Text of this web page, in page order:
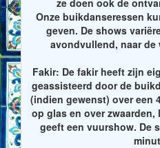
Onze buikdanseressen
geven. De shows
avondvullend, naar de
Fakir: De fakir heeft zijn
geassisteerd door de
(indien gewenst) over een
op glas en over
geeft een vuurshow. De